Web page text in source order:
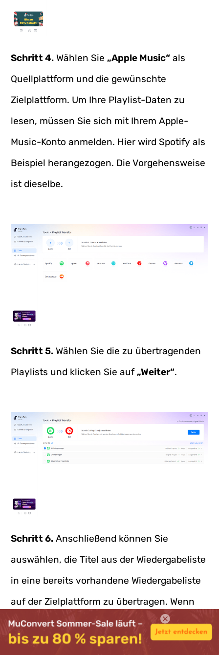
Schritt 4. Wählen Sie „Apple Music“ als
Quellplattform und die gewünschte
Zielplattform. Um Ihre Playlist-Daten zu
lesen, müssen Sie sich mit Ihrem Apple-
Music-Konto anmelden. Hier wird Spotify als
Beispiel herangezogen. Die Vorgehensweise
ist dieselbe.
Schritt 5. Wählen Sie die zu übertragenden
Playlists und klicken Sie auf „Weiter“.
Schritt 6. ​Anschließend können Sie
auswählen, die Titel aus der Wiedergabeliste
in eine bereits vorhandene Wiedergabeliste
auf der Zielplattform zu übertragen. Wenn
Sie stattdessen eine neue Wiedergabeliste
erstellen möchten, klicken Sie einfach direkt